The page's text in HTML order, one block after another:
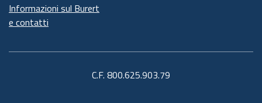
Informazioni sul Burert
e contatti
C.F. 800.625.903.79